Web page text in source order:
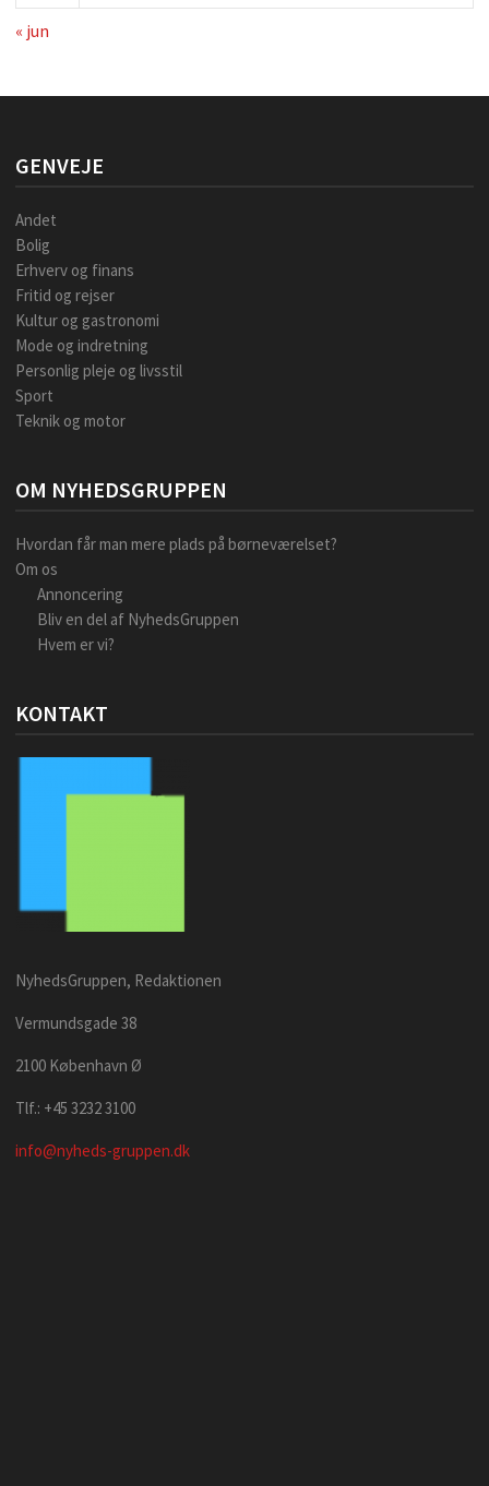
« jun
GENVEJE
Andet
Bolig
Erhverv og finans
Fritid og rejser
Kultur og gastronomi
Mode og indretning
Personlig pleje og livsstil
Sport
Teknik og motor
OM NYHEDSGRUPPEN
Hvordan får man mere plads på børneværelset?
Om os
Annoncering
Bliv en del af NyhedsGruppen
Hvem er vi?
KONTAKT
NyhedsGruppen, Redaktionen
Vermundsgade 38
2100 København Ø
Tlf.: +45 3232 3100
info@nyheds-gruppen.dk